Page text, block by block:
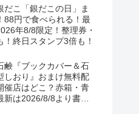
、入荷数、行列、売り
整理券は？
だこ「銀だこの日」ま
88円で食べられる！最
年8/8限定！整理券・
！終日スタンプ3倍も！
鹸『ブックカバー＆石
しおり』おまけ無料配
催店はどこ？赤箱・青
新は2026/8/8より書店